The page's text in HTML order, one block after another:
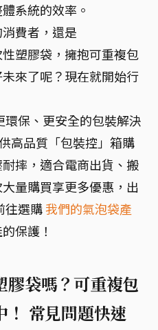
系統的效率。
費者，還是
塑膠袋，擁抱可重複包
來了呢？現在就開始行
保、更安全的包裝解決
高品質「包裝控」箱購
摔，適合電商出貨、搬
量購買享更多優惠，出
往選購我們的氣泡袋產
保護！
膠袋嗎？可重複包
！ 常見問題快速